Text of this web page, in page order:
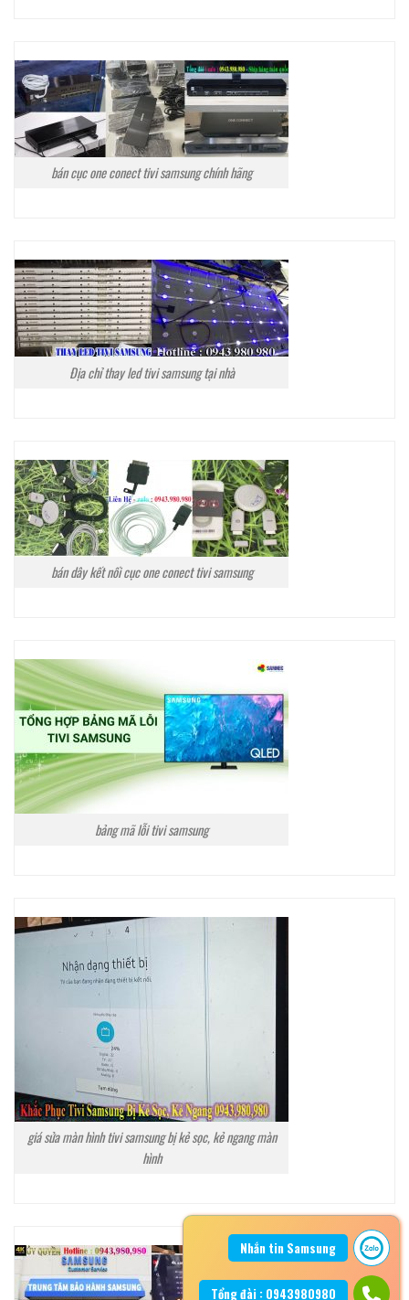
bán cục one conect tivi samsung chính hãng
Địa chỉ thay led tivi samsung tại nhà
bán dây kết nối cục one conect tivi samsung
bảng mã lỗi tivi samsung
giá sửa màn hình tivi samsung bị kẻ sọc, kẻ ngang màn
hình
Nhắn tin Samsung
Tổng đài : 0943980980